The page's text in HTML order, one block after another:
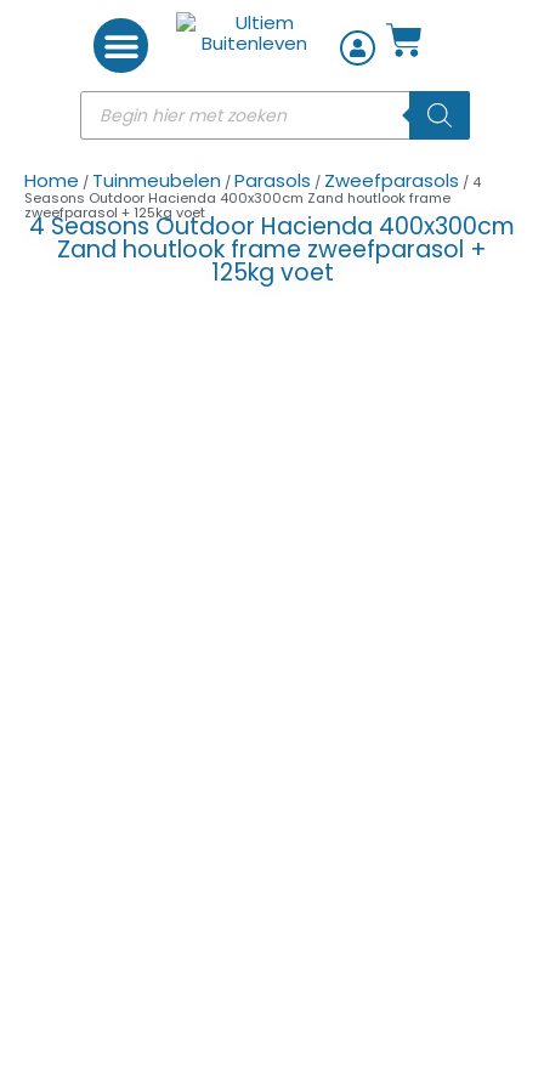
Home / Tuinmeubelen /Parasols / Zweefparasols / 4
Seasons Outdoor Hacienda 400x300cm Zand houtlook frame
zweefparasol + 125kg voet
4 Seasons Outdoor Hacienda 400x300cm
Zand houtlook frame zweefparasol +
125kg voet